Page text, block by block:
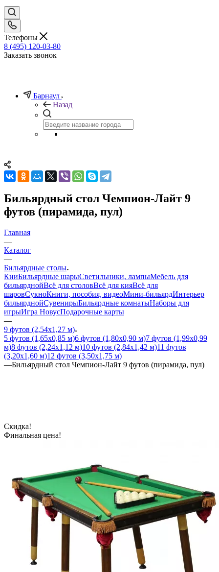
Телефоны
8 (495) 120-03-80
Заказать звонок
Барнаул
Назад
Бильярдный стол Чемпион-Лайт 9
футов (пирамида, пул)
Главная
—
Каталог
—
Бильярдные столы
КииБильярдные шарыСветильники, лампыМебель для
бильярднойВсё для столовВсё для кияВсё для
шаровСукноКниги, пособия, видеоМини-бильярдИнтерьер
бильярднойСувенирыБильярдные комнатыНаборы для
игрыИгра НовусПодарочные карты
—
9 футов (2,54х1,27 м)
5 футов (1,65х0,85 м)6 футов (1,80х0,90 м)7 футов (1,99х0,99
м)8 футов (2,24х1,12 м)10 футов (2,84х1,42 м)11 футов
(3,20х1,60 м)12 футов (3,50х1,75 м)
—Бильярдный стол Чемпион-Лайт 9 футов (пирамида, пул)
Скидка!
Финальная цена!